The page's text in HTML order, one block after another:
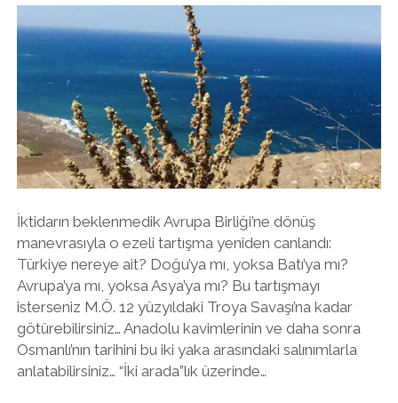
İktidarın beklenmedik Avrupa Birliği’ne dönüş
manevrasıyla o ezeli tartışma yeniden canlandı:
Türkiye nereye ait? Doğu’ya mı, yoksa Batı’ya mı?
Avrupa’ya mı, yoksa Asya’ya mı? Bu tartışmayı
isterseniz M.Ö. 12 yüzyıldaki Troya Savaşı’na kadar
götürebilirsiniz… Anadolu kavimlerinin ve daha sonra
Osmanlı’nın tarihini bu iki yaka arasındaki salınımlarla
anlatabilirsiniz… “İki arada”lık üzerinde…